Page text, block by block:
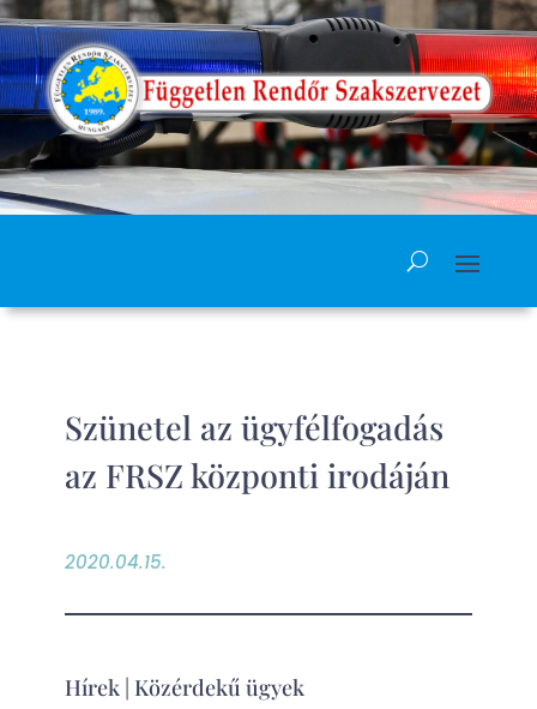
Szünetel az ügyfélfogadás
az FRSZ központi irodáján
2020.04.15.
Hírek| Közérdekű ügyek